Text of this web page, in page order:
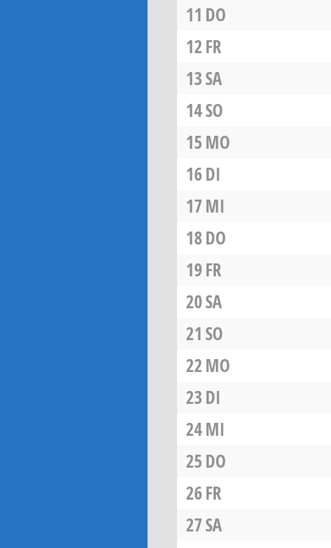
11 DO
12FR
13SA
14SO
15MO
16DI
17MI
18DO
19FR
20SA
21 SO
22MO
23DI
24MI
25DO
26FR
27SA